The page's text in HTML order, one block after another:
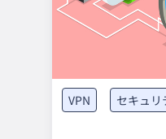
VPN セキュリ